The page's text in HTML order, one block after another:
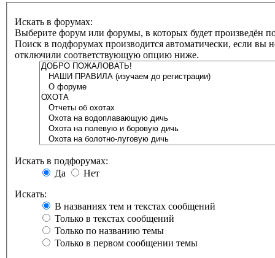
Искать в форумах:
Выберите форум или форумы, в которых будет произведён
Поиск в подфорумах производится автоматически, если вы
отключили соответствующую опцию ниже.
Искать в подфорумах:
Да
Нет
Искать:
В названиях тем и текстах сообщений
Только в текстах сообщений
Только по названию темы
Только в первом сообщении темы